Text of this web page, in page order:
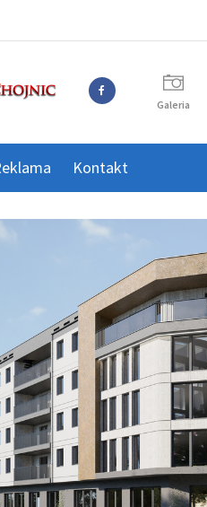
Galeria
Kontakt